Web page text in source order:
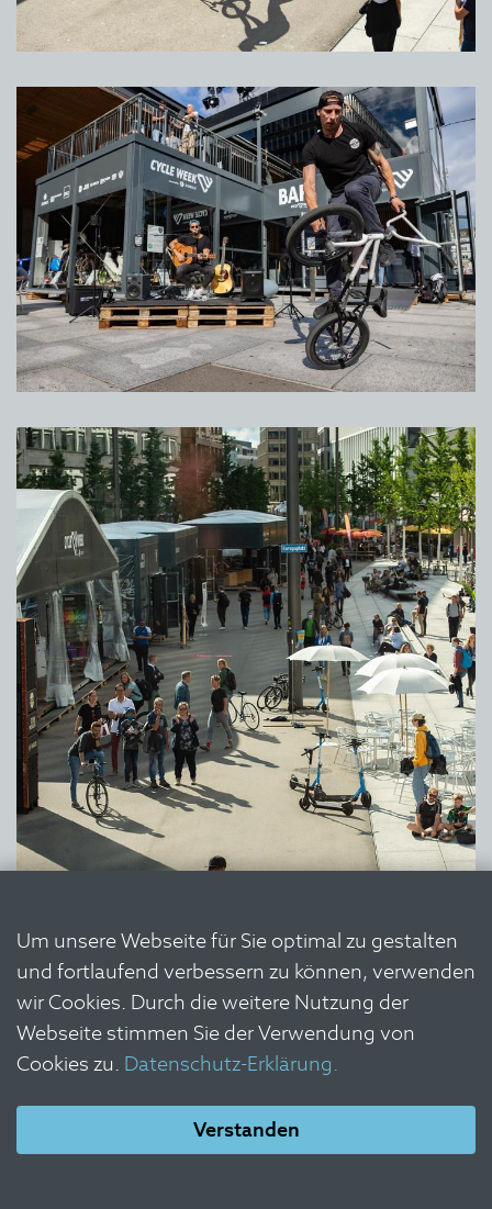
Um unsere Webseite für Sie optimal zu gestalten
und fortlaufend verbessern zu können, verwenden
wir Cookies. Durch die weitere Nutzung der
Webseite stimmen Sie der Verwendung von
Cookies zu. Datenschutz-Erklärung.
Verstanden